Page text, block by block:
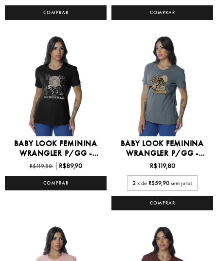
COMPRAR COMPRAR
BABY LOOK FEMININA
WRANGLER P/GG -
WF575...
R$119,80 R$89,90
COMPRAR
BABY LOOK FEMININA
WRANGLER P/GG -
WF576...
R$119,80
2x de R$59,90sem juros
COMPRAR